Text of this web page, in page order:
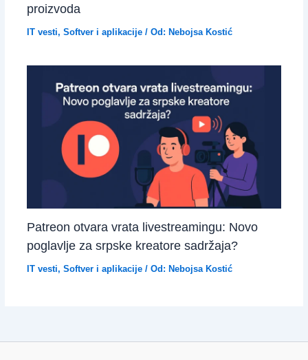
proizvoda
IT vesti, Softver i aplikacije/ Od: Nebojsa Kostić
Patreon otvara vrata livestreamingu: Novo
poglavlje za srpske kreatore sadržaja?
IT vesti, Softver i aplikacije/ Od: Nebojsa Kostić